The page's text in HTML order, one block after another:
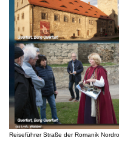
Reiseführer Straße der Romanik